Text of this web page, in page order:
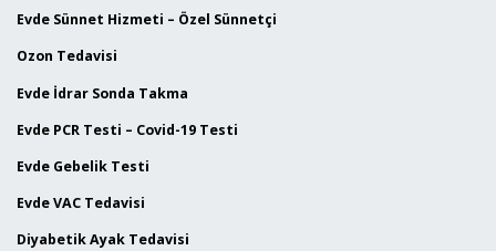
Evde Sünnet Hizmeti – Özel Sünnetçi
Ozon Tedavisi
Evde İdrar Sonda Takma
Evde PCR Testi – Covid-19 Testi
Evde Gebelik Testi
Evde VAC Tedavisi
Diyabetik Ayak Tedavisi